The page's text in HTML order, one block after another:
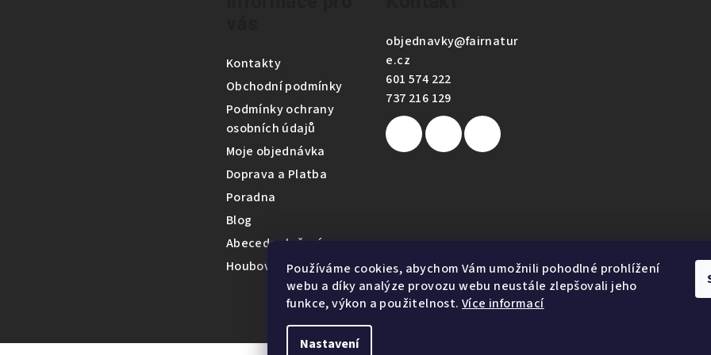
Používáme cookies, abychom Vám umožnili pohodlné prohlížení
webu a díky analýze provozu webu neustále zlepšovali jeho
funkce, výkon a použitelnost. Více informací
Nastavení
Kontakty
Obchodní podmínky
Podmínky ochrany
osobních údajů
Moje objednávka
Doprava a Platba
Poradna
Blog
Abeceda složení
Houbová encyklopedie
objednavky@fairnatur
e.cz
601 574 222
737 216 129